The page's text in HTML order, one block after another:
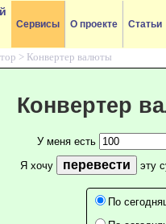
Сервисы О проекте Статьи
> Конвертер валюты
Конвертер
У меня есть
Я хочу
перевести эту
По